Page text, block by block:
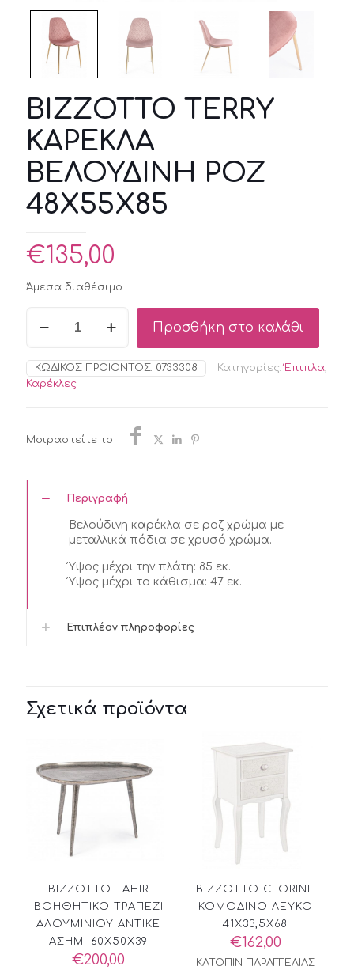
BIZZOTTO TERRY
ΚΑΡΕΚΛΑ
ΒΕΛΟΥΔΙΝΗ ΡΟΖ
48X55X85
€135,00
Άμεσα διαθέσιμο
TERRY
ΒΕΛΟΥΔΙΝΗ
ΡΟΖ
48X55X85
Προσθήκη στο καλάθι
ΚΩΔΙΚΌΣ ΠΡΟΪΌΝΤΟΣ: 0733308 Κατηγορίες:Έπιπλα,
Καρέκλες
Μοιραστείτε το
Περιγραφή
Βελούδινη καρέκλα σε ροζ χρώμα με
μεταλλικά πόδια σε χρυσό χρώμα.
Ύψος μέχρι την πλάτη: 85 εκ.
Ύψος μέχρι το κάθισμα: 47 εκ.
Επιπλέον πληροφορίες
Σχετικά προϊόντα
BIZZOTTO TAHIR
ΒΟΗΘΗΤΙΚΟ ΤΡΑΠΕΖΙ
ΑΛΟΥΜΙΝΙΟΥ ΑΝΤΙΚΕ
ΑΣΗΜΙ 60X50X39
€200,00
BIZZOTTO CLORINE
ΚΟΜΟΔΙΝΟ ΛΕΥΚΟ
41Χ33,5Χ68
€162,00
ΚΑΤΟΠΙΝ ΠΑΡΑΓΓΕΛΙΑΣ